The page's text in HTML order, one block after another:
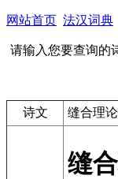
网站首页 法汉词典
请输入您要查询的
诗文 缝合理论
缝